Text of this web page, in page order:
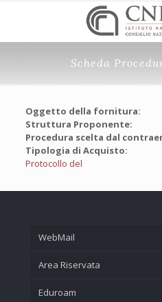
Scheda
Oggetto della fornitura:
Struttura Proponente:
Procedura scelta dal
Tipologia di Acquisto:
Protocollo del
WebMail
Area Riservata
Eduroam